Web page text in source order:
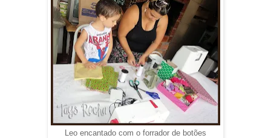
Leo encantado com o forrador de botões